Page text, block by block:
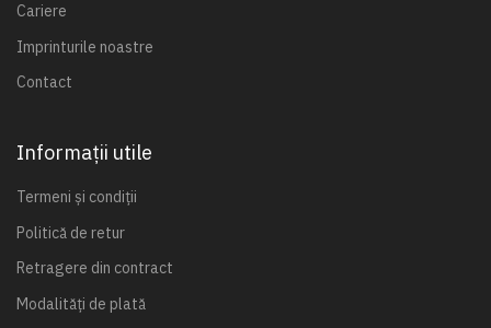
Cariere
Imprinturile noastre
Contact
Informații utile
Termeni și condiții
Politică de retur
Retragere din contract
Modalități de plată